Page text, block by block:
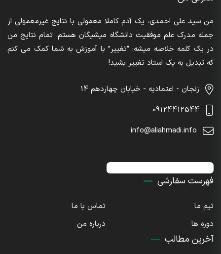
من سید علی احمدی، یک آدم کاملا معمولی با نتایج غیرمعمولی از
جمله مدرک علم موفقیت دانشگاه میشیگان هستم. تمام نتایج من
در یک کلمه خلاصه میشه: “تغییر” با آموزش به شما کمک می کنم
که تبدیل به یک استاد تغییر بشید!
زنجان - اعتمادیه - خیابان چهاردهم 14
09124412544
info@aliahmadi.info
فهرست سفارشی
تیم ما
تماس با ما
دوره ها
درباره من
آخرین مطالب